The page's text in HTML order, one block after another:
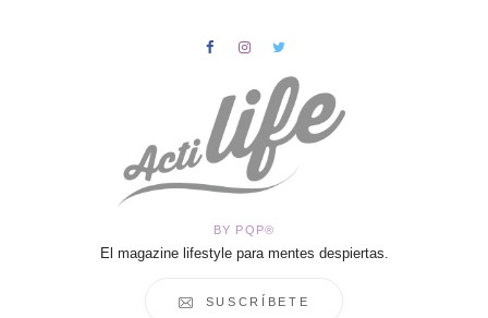
BY PQP®
El magazine lifestyle para mentes despiertas.
SUSCRÍBETE
HOME
Salud